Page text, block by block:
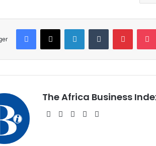
Facebook
X LinkedinTumblr
The Africa Business
WebsiteFacebook
X Linkedin